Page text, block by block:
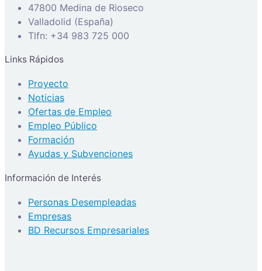
47800 Medina de Rioseco
Valladolid (España)
Tlfn: +34 983 725 000
Links Rápidos
Proyecto
Noticias
Ofertas de Empleo
Empleo Público
Formación
Ayudas y Subvenciones
Información de Interés
Personas Desempleadas
Empresas
BD Recursos Empresariales